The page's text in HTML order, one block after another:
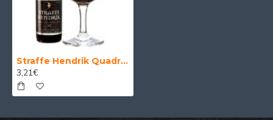
Straffe Hendrik Quadrupel - Cerveza Belga Quadruple 33 cl.
3,21€